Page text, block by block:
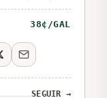
38¢/GAL
SEGUIR →